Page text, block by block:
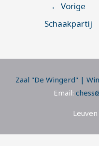
← Vorige
Schaakpartij
Zaal "De Wingerd" |
Email: